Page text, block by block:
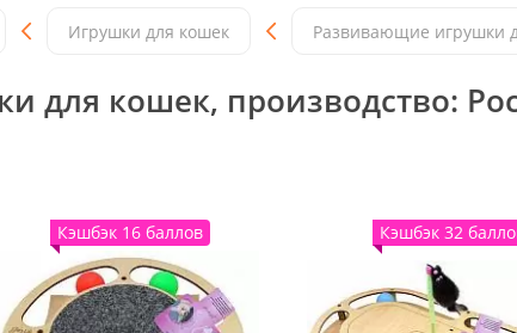
Игрушки для кошек Развивающие игрушки
для кошек, производство:
Кэшбэк 16 баллов Кэшбэк 32